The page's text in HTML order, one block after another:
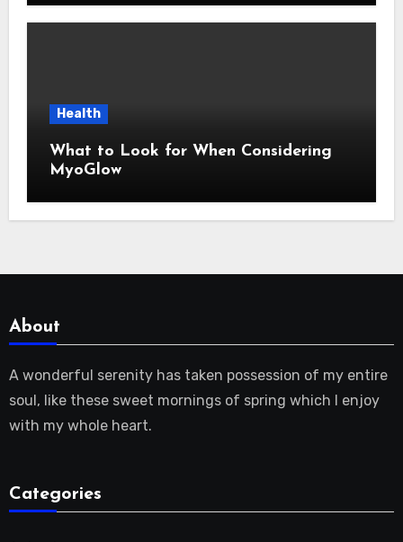
Health
What to Look for When Considering
MyoGlow
About
A wonderful serenity has taken possession of my entire
soul, like these sweet mornings of spring which I enjoy
with my whole heart.
Categories